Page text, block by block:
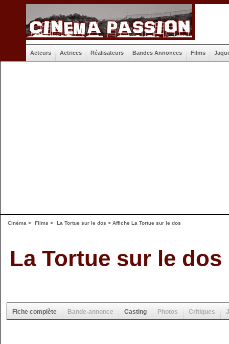
Acteurs Actrices Réalisateurs Bandes Annonces Films
Cinéma > Films > La Tortue sur le dos > Affiche La Tortue sur le dos
La Tortue sur le dos
Fiche complète Bande-annonce Casting Photos Critiques